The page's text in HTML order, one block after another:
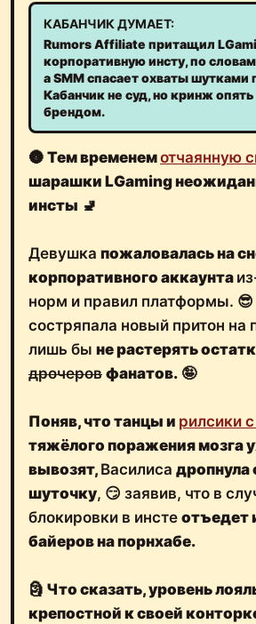
КАБАНЧИК ДУМАЕТ:
Rumors Affiliate притащил
корпоративную инсту, по
а SMM спасает охваты шутками
Кабанчик не суд, но кринж
брендом.
🌚 Тем временемотчаянную
шарашки LGaming
инсты 🚽
Девушка пожаловалась на
корпоративного аккаунта
норм и правил платформы.
состряпала новый притон на
лишь бы не растерять
дрочеров фанатов. 🤪
Поняв, что танцы и рилсики
тяжёлого поражения мозга
вывозят, Василиса
шуточку, 😏 заявив, что в
блокировки в инсте отъедет
байеров на порнхабе.
🗿 Что сказать,уровень
крепостной к своей